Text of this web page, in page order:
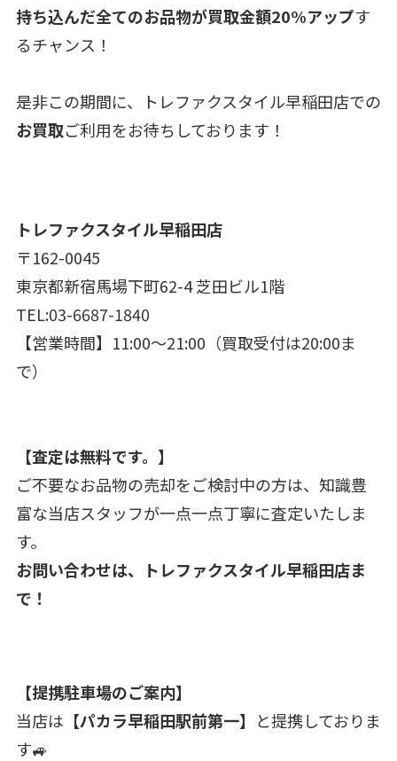
持ち込んだ全てのお品物が買取金額20%アップす
るチャンス！
是非この期間に、トレファクスタイル早稲田店での
お買取ご利用をお待ちしております！
トレファクスタイル早稲田店
〒162-0045
東京都新宿馬場下町62-4 芝田ビル1階
TEL:03-6687-1840
【営業時間】11:00～21:00（買取受付は20:00ま
で）
【査定は無料です。】
ご不要なお品物の売却をご検討中の方は、知識豊
富な当店スタッフが一点一点丁寧に査定いたしま
す。
お問い合わせは、トレファクスタイル早稲田店ま
で！
【提携駐車場のご案内】
当店は 【パカラ早稲田駅前第一】 と提携しておりま
す🚙